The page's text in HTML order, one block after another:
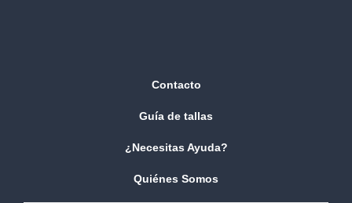
Contacto
Guía de tallas
¿Necesitas Ayuda?
Quiénes Somos